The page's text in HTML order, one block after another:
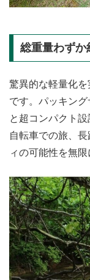
総重量わず
驚異的な軽量化
です。パッキング
と超コンパクト
自転車での旅、
ィの可能性を無限